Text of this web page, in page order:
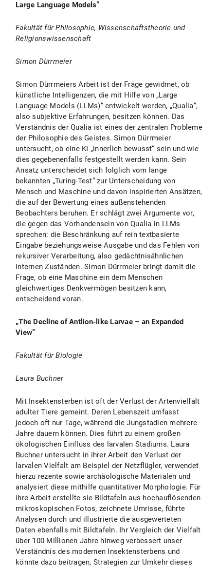
Large Language Models”
Fakultät für Philosophie, Wissenschaftstheorie und
Religionswissenschaft
Simon Dürrmeier
Simon Dürrmeiers Arbeit ist der Frage gewidmet, ob
künstliche Intelligenzen, die mit Hilfe von „Large
Language Models (LLMs)“ entwickelt werden, „Qualia“,
also subjektive Erfahrungen, besitzen können. Das
Verständnis der Qualia ist eines der zentralen Probleme
der Philosophie des Geistes. Simon Dürrmeier
untersucht, ob eine KI „innerlich bewusst“ sein und wie
dies gegebenenfalls festgestellt werden kann. Sein
Ansatz unterscheidet sich folglich vom lange
bekannten „Turing-Test“ zur Unterscheidung von
Mensch und Maschine und davon inspirierten Ansätzen,
die auf der Bewertung eines außenstehenden
Beobachters beruhen. Er schlägt zwei Argumente vor,
die gegen das Vorhandensein von Qualia in LLMs
sprechen: die Beschränkung auf rein textbasierte
Eingabe beziehungsweise Ausgabe und das Fehlen von
rekursiver Verarbeitung, also gedächtnisähnlichen
internen Zuständen. Simon Dürrmeier bringt damit die
Frage, ob eine Maschine ein dem Menschen
gleichwertiges Denkvermögen besitzen kann,
entscheidend voran.
„The Decline of Antlion-like Larvae – an Expanded
View”
Fakultät für Biologie
Laura Buchner
Mit Insektensterben ist oft der Verlust der Artenvielfalt
adulter Tiere gemeint. Deren Lebenszeit umfasst
jedoch oft nur Tage, während die Jungstadien mehrere
Jahre dauern können. Dies führt zu einem großen
ökologischen Einfluss des larvalen Stadiums. Laura
Buchner untersucht in ihrer Arbeit den Verlust der
larvalen Vielfalt am Beispiel der Netzflügler, verwendet
hierzu rezente sowie archäologische Materialen und
analysiert diese mithilfe quantitativer Morphologie. Für
ihre Arbeit erstellte sie Bildtafeln aus hochauflösenden
mikroskopischen Fotos, zeichnete Umrisse, führte
Analysen durch und illustrierte die ausgewerteten
Daten ebenfalls mit Bildtafeln. Ihr Vergleich der Vielfalt
über 100 Millionen Jahre hinweg verbessert unser
Verständnis des modernen Insektensterbens und
könnte dazu beitragen, Strategien zur Umkehr dieses